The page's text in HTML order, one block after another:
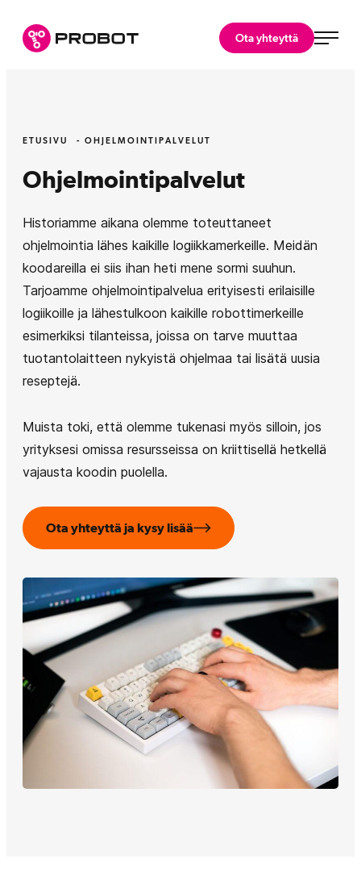
suoraan
sisältöön
Probot Oy
Ota yhteyttä
ETUSIVU OHJELMOINTIPALVELUT
Ohjelmointipalvelut
Historiamme aikana olemme toteuttaneet
ohjelmointia lähes kaikille logiikkamerkeille. Meidän
koodareilla ei siis ihan heti mene sormi suuhun.
Tarjoamme ohjelmointipalvelua erityisesti erilaisille
logiikoille ja lähestulkoon kaikille robottimerkeille
esimerkiksi tilanteissa, joissa on tarve muuttaa
tuotantolaitteen nykyistä ohjelmaa tai lisätä uusia
reseptejä.
Muista toki, että olemme tukenasi myös silloin, jos
yrityksesi omissa resursseissa on kriittisellä hetkellä
vajausta koodin puolella.
Ota yhteyttä ja kysy lisää